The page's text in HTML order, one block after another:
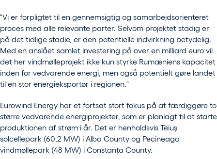
"Vi er forpligtet til en gennemsigtig og samarbejdsorienteret
proces med alle relevante parter. Selvom projektet stadig er
på det tidlige stadie, er den potentielle indvirkning betydelig.
Med en anslået samlet investering på over en milliard euro vil
det her vindmølleprojekt ikke kun styrke Rumæniens kapacitet
inden for vedvarende energi, men også potentielt gøre landet
til en stor energieksportør i regionen."
Eurowind Energy har et fortsat stort fokus på at færdiggøre to
større vedvarende energiprojekter, som er planlagt til at starte
produktionen af strøm i år. Det er henholdsvis Teiuș
solcellepark (60,2 MW) i Alba County og Pecineaga
vindmøllepark (48 MW) i Constanța County.